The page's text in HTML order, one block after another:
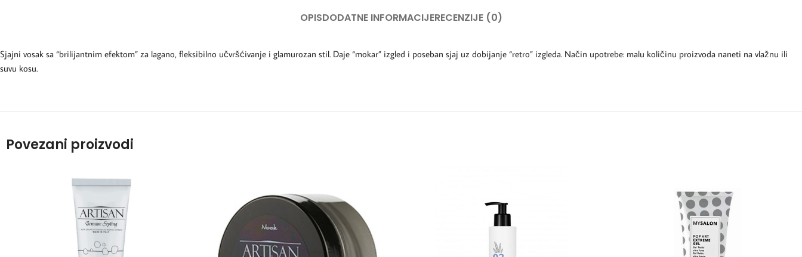
OPISDODATNE INFORMACIJERECENZIJE (0)
Sjajni vosak sa “brilijantnim efektom” za lagano, fleksibilno učvršćivanje i glamurozan stil. Daje “mokar” izgled i poseban sjaj uz dobijanje “retro” izgleda. Način upotrebe: malu količinu proizvoda naneti na vlažnu ili
suvu kosu.
Povezani proizvodi